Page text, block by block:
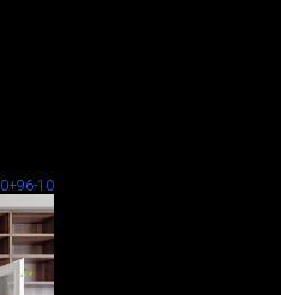
0+96-10